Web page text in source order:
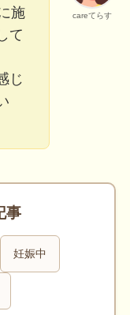
careてらす
施
て
じ
事
妊娠中